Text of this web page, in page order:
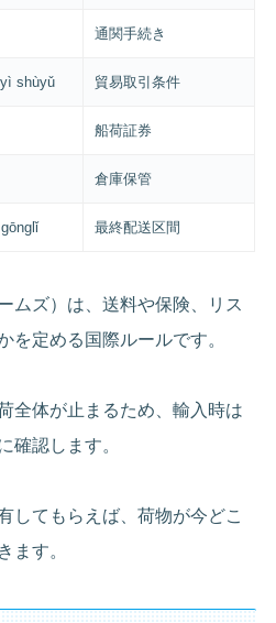
通関手続き
shùyǔ 貿易取引条件
船荷証券
倉庫保管
最終配送区間
ムズ）は、送料や保険、リス
を定める国際ルールです。
全体が止まるため、輸入時は
確認します。
してもらえば、荷物が今どこ
ます。